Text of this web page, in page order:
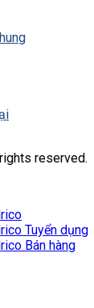
reserved.
Tuyển dụng
Bán hàng